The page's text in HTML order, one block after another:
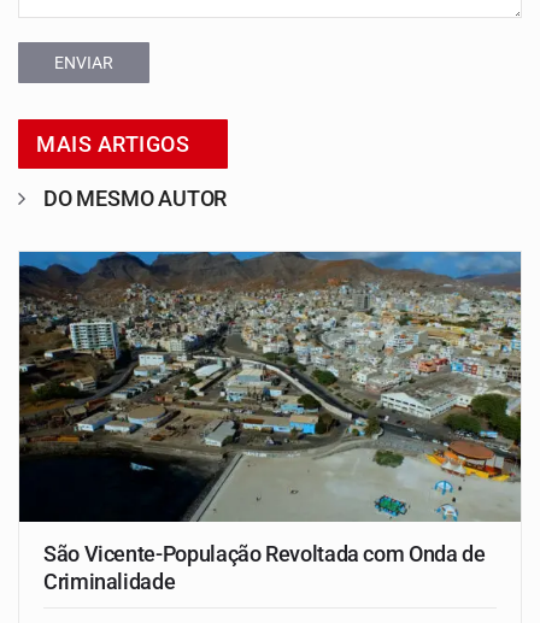
ENVIAR
MAIS ARTIGOS
DO MESMO AUTOR
São Vicente-População Revoltada com Onda de
Criminalidade